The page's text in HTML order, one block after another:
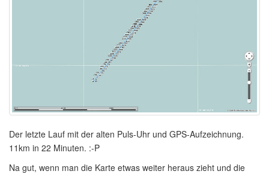
Der letzte Lauf mit der alten Puls-Uhr und GPS-Aufzeichnung.
11km in 22 Minuten. :-P
Na gut, wenn man die Karte etwas weiter heraus zieht und die